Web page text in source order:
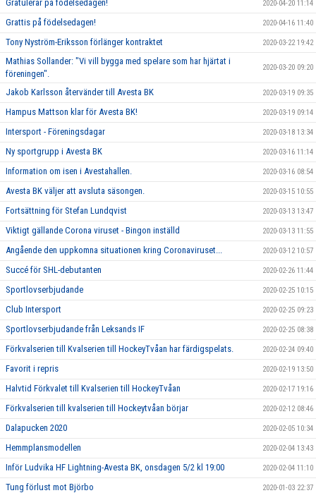
Gratulerar på födelsedagen! 2020-04-20 11:14
Grattis på födelsedagen! 2020-04-16 11:40
Tony Nyström-Eriksson förlänger kontraktet 2020-03-22 19:42
Mathias Sollander: "Vi vill bygga med spelare som har hjärtat i
föreningen".
2020-03-20 09:20
Jakob Karlsson återvänder till Avesta BK 2020-03-19 09:35
Hampus Mattson klar för Avesta BK! 2020-03-19 09:14
Intersport - Föreningsdagar 2020-03-18 13:34
Ny sportgrupp i Avesta BK 2020-03-16 11:14
Information om isen i Avestahallen. 2020-03-16 08:54
Avesta BK väljer att avsluta säsongen. 2020-03-15 10:55
Fortsättning för Stefan Lundqvist 2020-03-13 13:47
Viktigt gällande Corona viruset - Bingon inställd 2020-03-13 11:55
Angående den uppkomna situationen kring Coronaviruset... 2020-03-12 10:57
Succé för SHL-debutanten 2020-02-26 11:44
Sportlovserbjudande 2020-02-25 10:15
Club Intersport 2020-02-25 09:23
Sportlovserbjudande från Leksands IF 2020-02-25 08:38
Förkvalserien till Kvalserien till HockeyTvåan har färdigspelats. 2020-02-24 09:40
Favorit i repris 2020-02-19 13:50
Halvtid Förkvalet till Kvalserien till HockeyTvåan 2020-02-17 19:16
Förkvalserien till kvalserien till Hockeytvåan börjar 2020-02-12 08:46
Dalapucken 2020 2020-02-05 10:34
Hemmplansmodellen 2020-02-04 13:43
Inför Ludvika HF Lightning-Avesta BK, onsdagen 5/2 kl 19:00 2020-02-04 11:10
Tung förlust mot Björbo 2020-01-03 22:37